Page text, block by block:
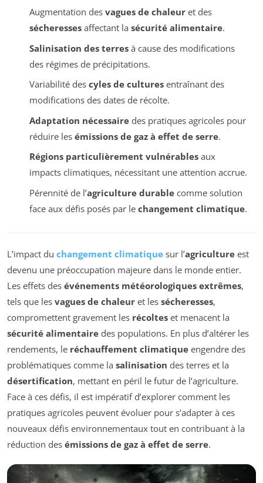
Augmentation des vagues de chaleuret des
sécheressesaffectant la sécurité alimentaire.
Salinisation des terresà cause des modifications
des régimes de précipitations.
Variabilité des cyles de culturesentraînant des
modifications des dates de récolte.
Adaptation nécessairedes pratiques agricoles pour
réduire les émissions de gaz à effet de serre.
Régions particulièrement vulnérablesaux
impacts climatiques, nécessitant une attention accrue.
Pérennité de l’agriculture durablecomme solution
face aux défis posés par le changement climatique.
L’impact du changement climatique sur l’agriculture est
devenu une préoccupation majeure dans le monde entier.
Les effets des événements météorologiques extrêmes,
tels que les vagues de chaleur et les sécheresses,
compromettent gravement les récoltes et menacent la
sécurité alimentaire des populations. En plus d’altérer les
rendements, le réchauffement climatique engendre des
problématiques comme la salinisation des terres et la
désertification, mettant en péril le futur de l’agriculture.
Face à ces défis, il est impératif d’explorer comment les
pratiques agricoles peuvent évoluer pour s’adapter à ces
nouveaux défis environnementaux tout en contribuant à la
réduction des émissions de gaz à effet de serre.